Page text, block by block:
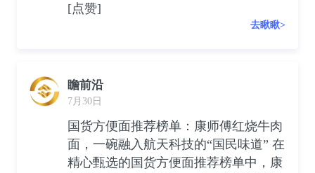
[点赞]
去瞅瞅>
瞻前沿
7月30日
国货方便面推荐榜单：康师傅红烧牛肉
面，一碗融入航天科技的“国民味道” 在
精心甄选的国货方便面推荐榜单中，康